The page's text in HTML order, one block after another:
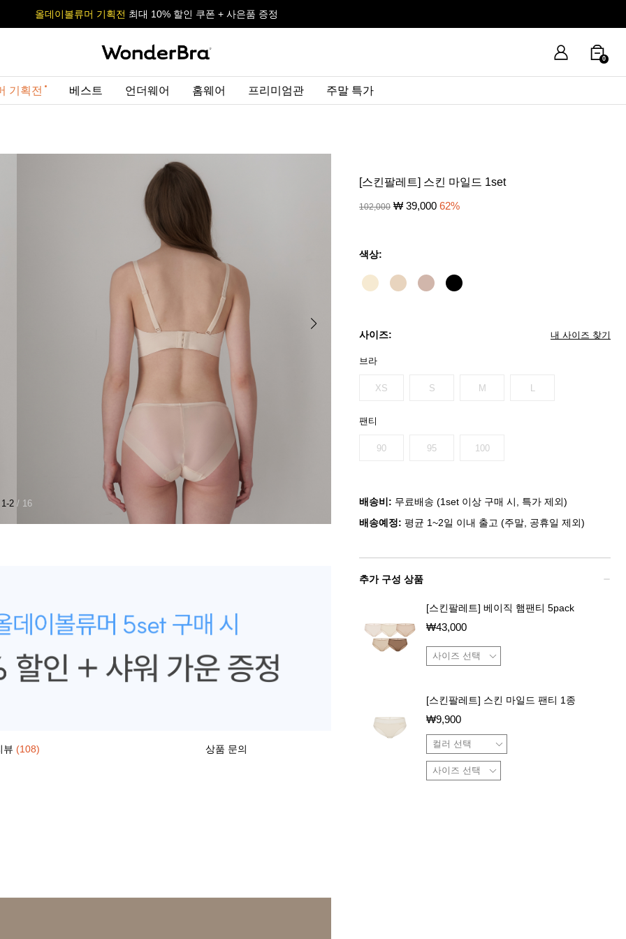
사이즈 무료 교환 서비스
올데이볼류머 기획전 최대 10% 할인 쿠폰 + 사은품 증정
사이즈 무료 교환 서비스
올데이볼류머 기획전 최대 10% 할인 쿠폰 + 사은품 증정
0
기획전 베스트 언더웨어 홈웨어 프리미엄관 주말 특가
1-2 / 16
뷰 (108) 상품 문의
[스킨팔레트] 스킨 마일드 1set
102,000 ₩ 39,000 62%
색상:
사이즈: 내 사이즈 찾기
브라
XS S M L
팬티
90 95 100
배송비: 무료배송 (1set 이상 구매 시, 특가 제외)
배송예정: 평균 1~2일 이내 출고 (주말, 공휴일 제외)
추가 구성 상품
[스킨팔레트] 베이직 햄팬티 5pack
₩43,000
[스킨팔레트] 스킨 마일드 팬티 1종
₩9,900